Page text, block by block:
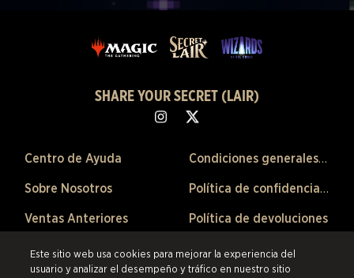
SHARE YOUR SECRET (LAIR)
Centro de Ayuda
Sobre Nosotros
Ventas Anteriores
Preferencias de Cookies
Condiciones generales de venta
Política de confidencialidad
Política de devoluciones
Este sitio web usa cookies para mejorar la experiencia del
usuario y analizar el desempeño y tráfico en nuestro sitio